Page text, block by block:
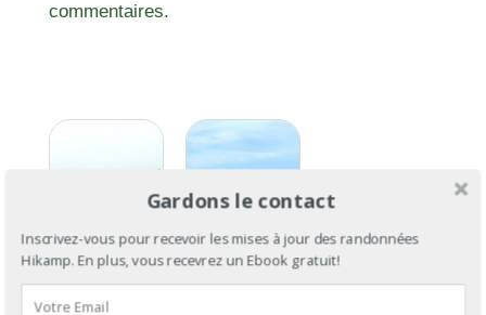
commentaires.
GR®34
Gardons le contact
Inscrivez-vous pour recevoir les mises à jour des randonnées
Hikamp. En plus, vous recevrez un Ebook gratuit!